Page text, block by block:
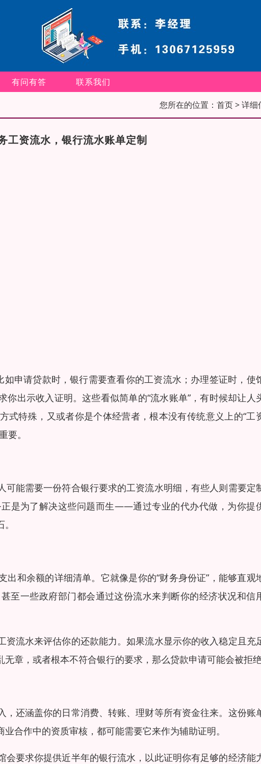
有问有答 联系我们
您所在的位置： 首页> 详细
工资流水，银行流水账单定制
申请贷款时，银行需要查看你的工资流水；办理签证时，使
出示收入证明。这些看似简单的“流水账单”，有时候却让人
特殊，又或者你是个体经营者，根本没有传统意义上的“工
要。
能需要一份符合银行要求的工资流水明细，有些人则需要定
是为了解决这些问题而生——通过专业的代办代做，为你提
和余额的详细清单。它就像是你的“财务身份证”，能够直观
至一些政府部门都会通过这份流水来判断你的经济状况和信
流水来评估你的还款能力。如果流水显示你的收入稳定且充
章，或者根本不符合银行的要求，那么贷款申请可能会被拒
还涵盖你的日常消费、转账、理财等所有资金往来。这份账
作中的资质审核，都可能需要它来作为辅助证明。
要求你提供近半年的银行流水，以此证明你有足够的经济能